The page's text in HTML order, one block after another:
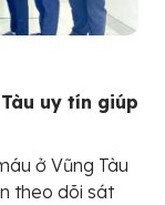
uy tín giúp
ở Vũng Tàu
theo dõi sát